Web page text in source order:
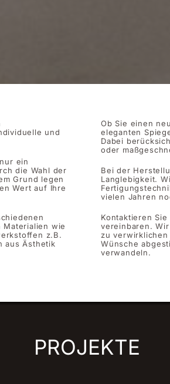
und
ein
die Wahl der
Grund legen
Wert auf Ihre
wie
z.B.
aus Ästhetik
Ob Sie einen
eleganten
Dabei
oder
Bei der
Langlebigkeit.
vielen Jahren
Kontaktieren
vereinbaren.
zu
Wünsche
verwandeln.
PROJEKTE